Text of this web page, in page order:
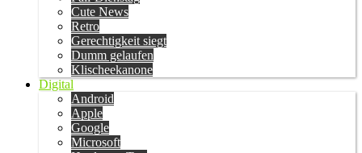
Cute News
Retro
Gerechtigkeit siegt
Dumm gelaufen
Klischeekanone
Digital
Android
Apple
Google
Microsoft